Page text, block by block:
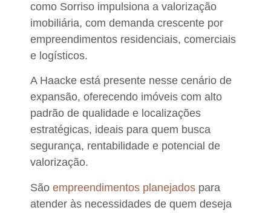
como Sorriso impulsiona a valorização
imobiliária, com demanda crescente por
empreendimentos residenciais, comerciais
e logísticos.
A Haacke está presente nesse cenário de
expansão, oferecendo imóveis com alto
padrão de qualidade e localizações
estratégicas, ideais para quem busca
segurança, rentabilidade e potencial de
valorização.
São empreendimentos planejados para
atender às necessidades de quem deseja